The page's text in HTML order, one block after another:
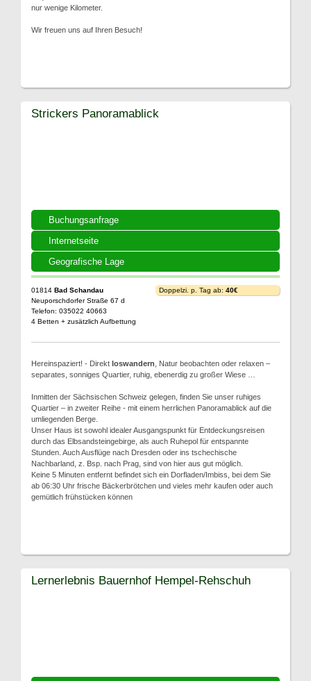
nur wenige Kilometer.
Wir freuen uns auf Ihren Besuch!
Buchungsanfrage
Internetseite
Geografische Lage
Strickers Panoramablick
01814 Bad Schandau
Neuporschdorfer Straße 67 d
Telefon: 035022 40663
4 Betten + zusätzlich Aufbettung
Doppelzi. p. Tag ab: 40€
Hereinspaziert! - Direkt loswandern , Natur beobachten oder relaxen –
separates, sonniges Quartier, ruhig, ebenerdig zu großer Wiese …
Inmitten der Sächsischen Schweiz gelegen, finden Sie unser ruhiges
Quartier – in zweiter Reihe - mit einem herrlichen Panoramablick auf die
umliegenden Berge.
Unser Haus ist sowohl idealer Ausgangspunkt für Entdeckungsreisen
durch das Elbsandsteingebirge, als auch Ruhepol für entspannte
Stunden. Auch Ausflüge nach Dresden oder ins tschechische
Nachbarland, z. Bsp. nach Prag, sind von hier aus gut möglich.
Keine 5 Minuten entfernt befindet sich ein Dorfladen/Imbiss, bei dem Sie
ab 06:30 Uhr frische Bäckerbrötchen und vieles mehr kaufen oder auch
gemütlich frühstücken können
Lernerlebnis Bauernhof Hempel-Rehschuh